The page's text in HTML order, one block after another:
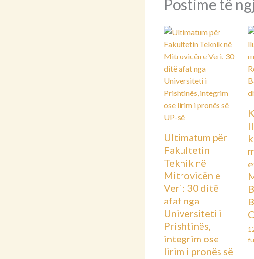
Postime të
Ultimatum për
Fakultetin
Teknik në
Mitrovicën e
Veri: 30 ditë
afat nga
Universiteti i
Prishtinës,
integrim ose
lirim i pronës së